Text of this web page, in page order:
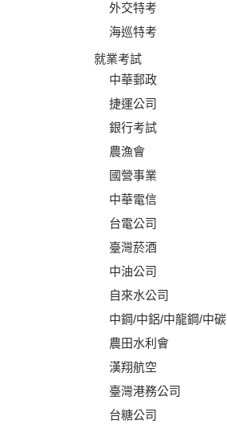
外交特考
海巡特考
就業考試
中華郵政
捷運公司
銀行考試
農漁會
國營事業
中華電信
台電公司
臺灣菸酒
中油公司
自來水公司
中鋼/中鋁/中龍鋼/中碳
農田水利會
漢翔航空
臺灣港務公司
台糖公司